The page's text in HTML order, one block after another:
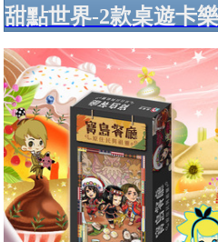
甜點世界-2款桌遊卡